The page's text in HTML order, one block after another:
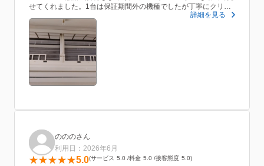
せてくれました。1台は保証期間外の機種でしたが丁寧にクリー
ニングしてくれました。ハプニングで娘の体調不良で学校からお
迎えの電話が入って迎えに行かなくてはいけなくなってしまった
のですが快くクリーニングを続けてくれていました。豆知識で夏
場だけ冷房を使用するよりも冬は暖房を使ったほうが良いことも
教えてくれました。またエアコンのカビが気になる場合は冷房を
使用したあとに暖房を30分かけておくとカビが予防できることも
教えてくれました。
詳細を見る
のののさん
利用日：2026年6月
5.0 サービス 5.0 料金 5.0 接客態度 5.0